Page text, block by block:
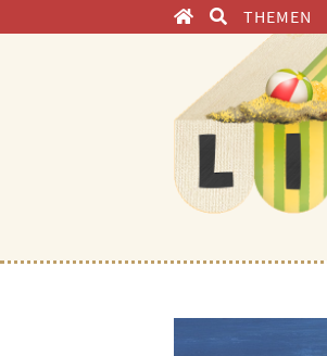
THEMEN
ENTDECKEN